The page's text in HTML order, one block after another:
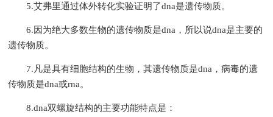
5.艾弗里通过体外转化实验证明了dna是遗传物质。
6.因为绝大多数生物的遗传物质是dna，所以说dna是主要的
遗传物质。
7.凡是具有细胞结构的生物，其遗传物质是dna，病毒的遗
传物质是dna或rna。
8.dna双螺旋结构的主要功能特点是：